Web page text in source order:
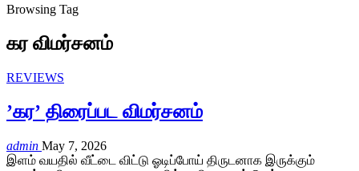
Browsing Tag
கர விமர்சனம்
REVIEWS
’கர’ திரைப்பட விமர்சனம்
admin May 7, 2026
இளம் வயதில் வீட்டை விட்டு ஓடிப்போய் திருடனாக இருக்கும்